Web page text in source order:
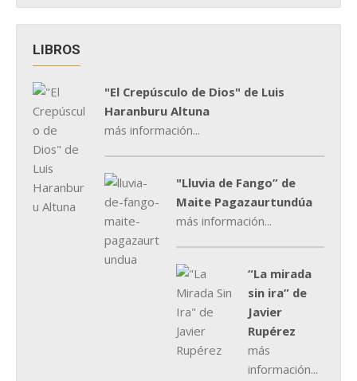
LIBROS
"El Crepúsculo de Dios" de Luis
Haranburu Altuna
más información...
"Lluvia de Fango” de
Maite Pagazaurtundúa
más información...
“La mirada
sin ira” de
Javier
Rupérez
más
información...